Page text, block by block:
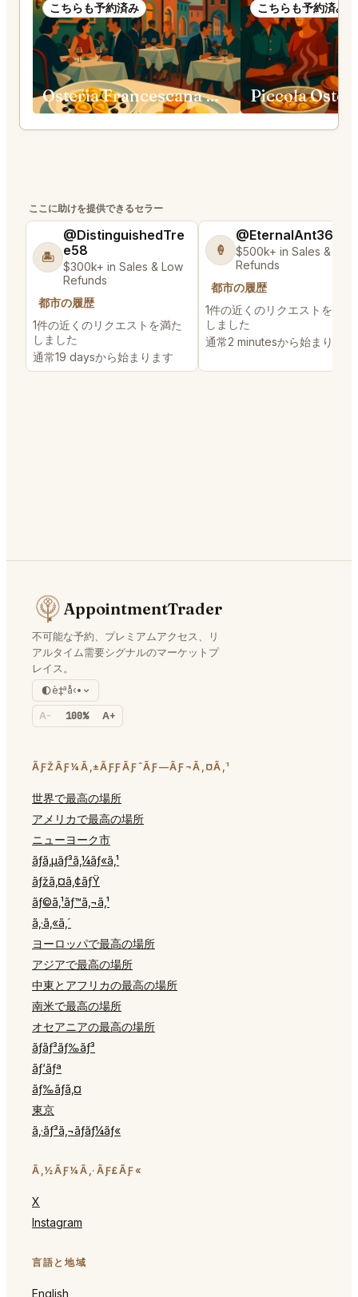
こちらも予約済み
Osteria Francescana Modena
こちらも予約済み
ここに助けを提供できるセラー
🏝️
@DistinguishedTre
e58
$300k+ in Sales & Low
Refunds
都市の履歴
1件の近くのリクエストを満た
しました
通常19 daysから始まります
🍦
@EternalAnt36
$500k+ in Sales & Low
Refunds
都市の履歴
1件の近くのリクエストを満た
しました
通常2 minutesから始まります
AppointmentTrader
不可能な予約、プレミアムアクセス、リ
アルタイム需要シグナルのマーケットプ
レイス。
è‡ªå‹•
A- 100% A+
ÃƑŽÃƑ¼Ã‚±ÃƑƑÃƑˆÃƑ—ÃƑ¬Ã‚¤Ã‚¹
世界で最高の場所
アメリカで最高の場所
ニューヨーク市
ãƒ­ã‚µãƒ³ã‚¼ãƒ«ã‚¹
ãƒžã‚¤ã‚¢ãƒŸ
ãƒ©ã‚¹ãƒ™ã‚¬ã‚¹
ã‚·ã‚«ã‚´
ヨーロッパで最高の場所
アジアで最高の場所
中東とアフリカの最高の場所
南米で最高の場所
オセアニアの最高の場所
ãƒ­ãƒ³ãƒ‰ãƒ³
ãƒ‘ãƒª
ãƒ‰ãƒã‚¤
東京
ã‚·ãƒ³ã‚¬ãƒãƒ¼ãƒ«
Ã‚½ÃƑ¼Ã‚·ÃƑ£ÃƑ«
X
Instagram
言語と地域
English